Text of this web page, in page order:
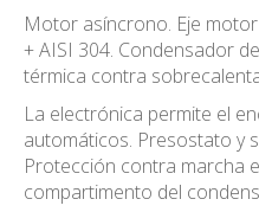
Motor asíncrono. Eje
+ AISI 304. Condensador
térmica contra
La electrónica permite el
automáticos. Presostato y
Protección contra marcha
compartimento del